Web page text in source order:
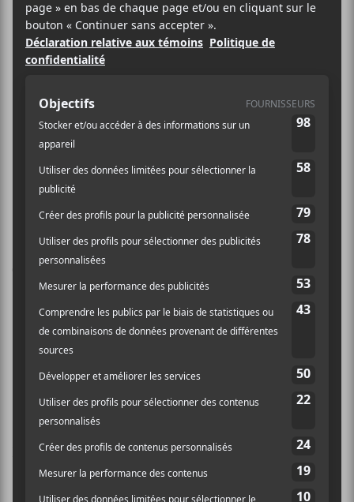
Spectacle
Site :
https://www.facebook.c
Laissez un commentaire
Commentaire
Nom (obligatoire)